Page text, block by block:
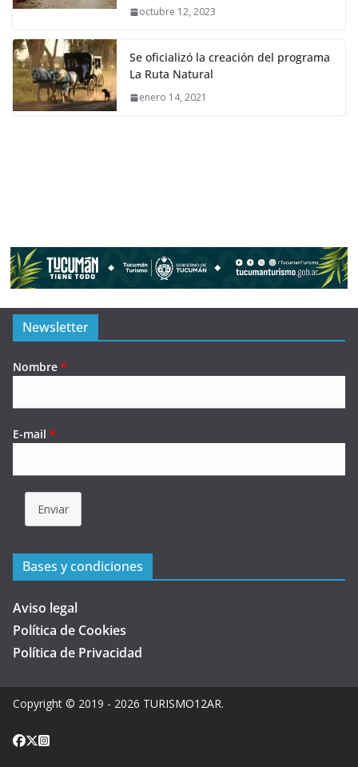
octubre 12, 2023
Se oficializó la creación del programa
La Ruta Natural
enero 14, 2021
Newsletter
Nombre *
E-mail *
Enviar
Bases y condiciones
Aviso legal
Política de Cookies
Política de Privacidad
Copyright © 2019 - 2026 TURISMO12AR.